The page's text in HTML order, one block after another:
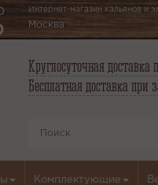
Интернет-магазин кальянов и
Москва
Круглосуточная доставка
Бесплатная доставка при
Комплектующие